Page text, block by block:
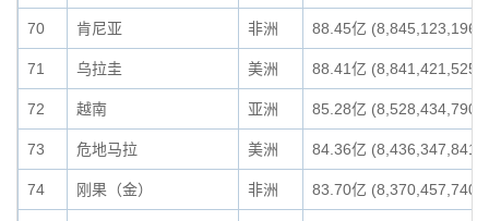
70 肯尼亚 非洲 88.45亿 (8,845,123,196)
71 乌拉圭 美洲 88.41亿 (8,841,421,525)
72 越南 亚洲 85.28亿 (8,528,434,790)
73 危地马拉 美洲 84.36亿 (8,436,347,841)
74 刚果（金） 非洲 83.70亿 (8,370,457,740)